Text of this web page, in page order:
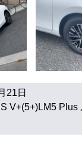
21日
V+(5+)LM5 Plus